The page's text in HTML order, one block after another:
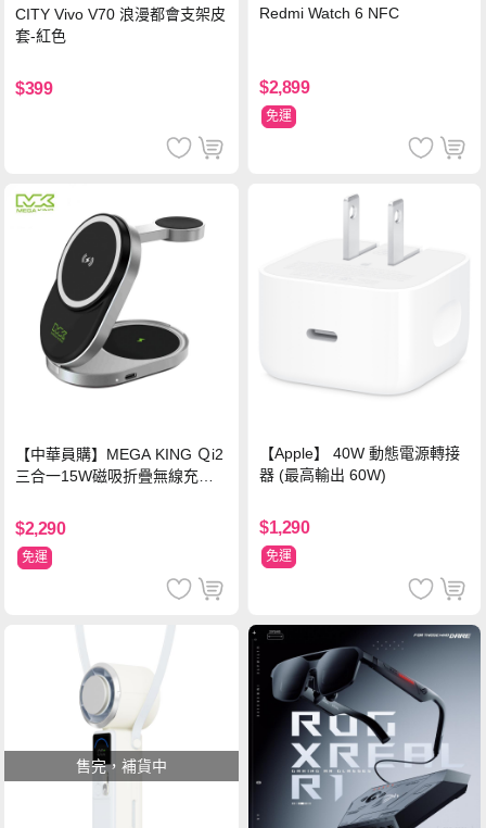
CITY Vivo V70 浪漫都會支架皮
套-紅色
$399
Redmi Watch 6 NFC
$2,899
免運
【中華員購】MEGA KING Ｑi2
三合一15W磁吸折疊無線充電
$2,290
免運
【Apple】 40W 動態電源轉接
器 (最高輸出 60W)
$1,290
免運
售完，補貨中